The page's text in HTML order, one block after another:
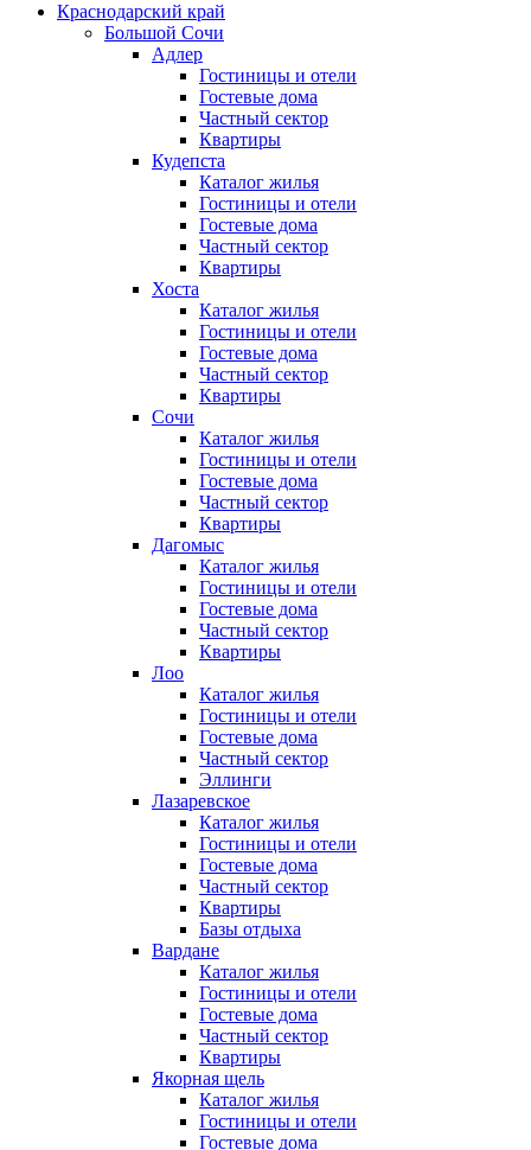
Краснодарский край
Большой Сочи
Адлер
Гостиницы и отели
Гостевые дома
Частный сектор
Квартиры
Кудепста
Каталог жилья
Гостиницы и отели
Гостевые дома
Частный сектор
Квартиры
Хоста
Каталог жилья
Гостиницы и отели
Гостевые дома
Частный сектор
Квартиры
Сочи
Каталог жилья
Гостиницы и отели
Гостевые дома
Частный сектор
Квартиры
Дагомыс
Каталог жилья
Гостиницы и отели
Гостевые дома
Частный сектор
Квартиры
Лоо
Каталог жилья
Гостиницы и отели
Гостевые дома
Частный сектор
Эллинги
Лазаревское
Каталог жилья
Гостиницы и отели
Гостевые дома
Частный сектор
Квартиры
Базы отдыха
Вардане
Каталог жилья
Гостиницы и отели
Гостевые дома
Частный сектор
Квартиры
Якорная щель
Каталог жилья
Гостиницы и отели
Гостевые дома